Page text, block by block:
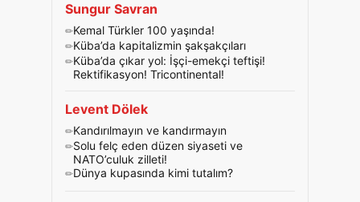
Sungur Savran
Kemal Türkler 100 yaşında!
Küba’da kapitalizmin şakşakçıları
Küba’da çıkar yol: İşçi-emekçi teftişi!
Rektifikasyon! Tricontinental!
Levent Dölek
Kandırılmayın ve kandırmayın
Solu felç eden düzen siyaseti ve
NATO’culuk zilleti!
Dünya kupasında kimi tutalım?